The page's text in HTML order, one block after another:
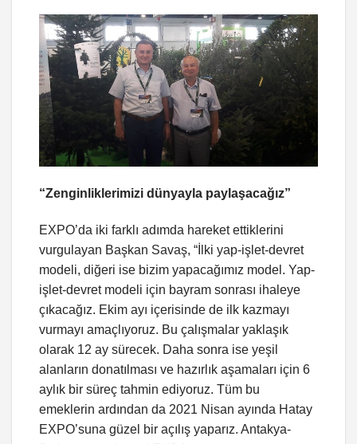
“Zenginliklerimizi dünyayla paylaşacağız”
EXPO’da iki farklı adımda hareket ettiklerini
vurgulayan Başkan Savaş, “İlki yap-işlet-devret
modeli, diğeri ise bizim yapacağımız model. Yap-
işlet-devret modeli için bayram sonrası ihaleye
çıkacağız. Ekim ayı içerisinde de ilk kazmayı
vurmayı amaçlıyoruz. Bu çalışmalar yaklaşık
olarak 12 ay sürecek. Daha sonra ise yeşil
alanların donatılması ve hazırlık aşamaları için 6
aylık bir süreç tahmin ediyoruz. Tüm bu
emeklerin ardından da 2021 Nisan ayında Hatay
EXPO’suna güzel bir açılış yaparız. Antakya-